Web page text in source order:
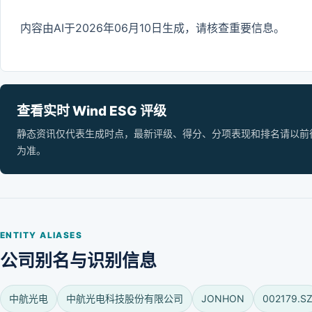
内容由AI于2026年06月10日生成，请核查重要信息。
查看实时 Wind ESG 评级
静态资讯仅代表生成时点，最新评级、得分、分项表现和排名请以
为准。
ENTITY ALIASES
公司别名与识别信息
中航光电 中航光电科技股份有限公司 JONHON 002179.SZ